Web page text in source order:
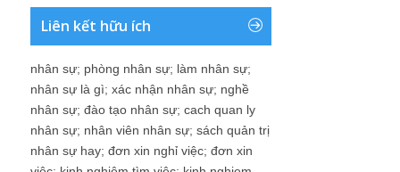
Liên kết hữu ích
nhân sự; phòng nhân sự; làm nhân sự;
nhân sự là gì; xác nhận nhân sự; nghề
nhân sự; đào tạo nhân sự; cach quan ly
nhân sự; nhân viên nhân sự; sách quản trị
nhân sự hay; đơn xin nghỉ việc; đơn xin